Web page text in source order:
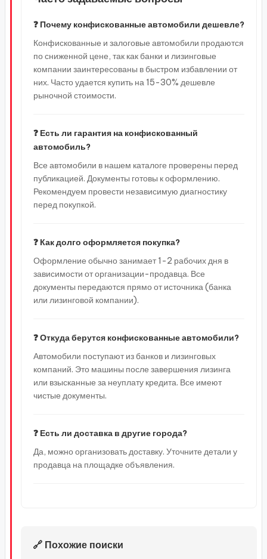
❓ Почему конфискованные автомобили дешевле?
Конфискованные и залоговые автомобили продаются
по сниженной цене, так как банки и лизинговые
компании заинтересованы в быстром избавлении от
них. Часто удается купить на 15-30% дешевле
рыночной стоимости.
❓ Есть ли гарантия на конфискованный
автомобиль?
Все автомобили в нашем каталоге проверены перед
публикацией. Документы готовы к оформлению.
Рекомендуем провести независимую диагностику
перед покупкой.
❓ Как долго оформляется покупка?
Оформление обычно занимает 1-2 рабочих дня в
зависимости от организации-продавца. Все
документы передаются прямо от источника (банка
или лизинговой компании).
❓ Откуда берутся конфискованные автомобили?
Автомобили поступают из банков и лизинговых
компаний. Это машины после завершения лизинга
или взысканные за неуплату кредита. Все имеют
чистые документы.
❓ Есть ли доставка в другие города?
Да, можно организовать доставку. Уточните детали у
продавца на площадке объявления.
🔗 Похожие поиски